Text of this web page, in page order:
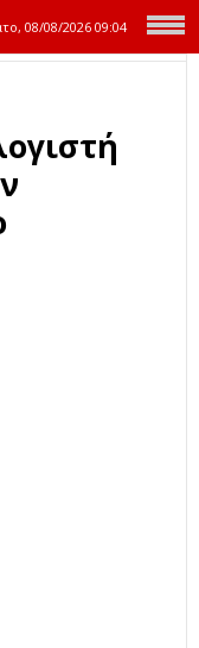
08/08/202609:04